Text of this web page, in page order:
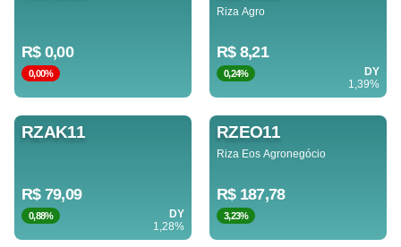
R$ 0,00
0,00%
Riza Agro
R$ 8,21
0,24%
DY
1,39%
RZAK11
R$ 79,09
0,88%
DY
1,28%
RZEO11
Riza Eos Agronegócio
R$ 187,78
3,23%